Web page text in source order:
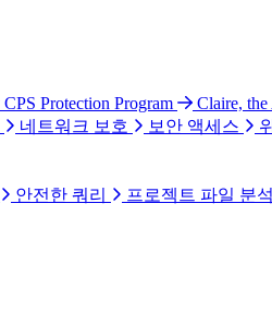
Protection Program
Claire,
네트워크 보호 보안 액세스
안전한 쿼리 프로젝트 파일 분석